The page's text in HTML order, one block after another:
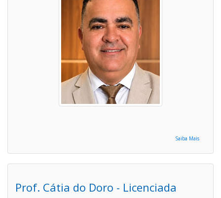
Saiba Mais
Prof. Cátia do Doro - Licenciada